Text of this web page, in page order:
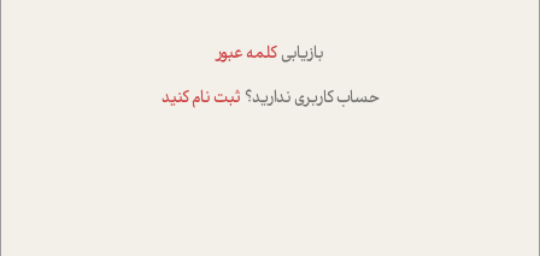
بازیابی کلمه عبور
حساب کاربری ندارید؟ ثبت نام کنید